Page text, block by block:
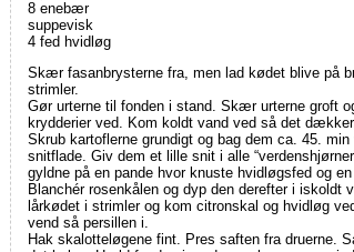
8 enebær
suppevisk
4 fed hvidløg
Skær fasanbrysterne fra, men lad kødet blive på
strimler.
Gør urterne til fonden i stand. Skær urterne groft
krydderier ved. Kom koldt vand ved så det
Skrub kartoflerne grundigt og bag dem ca. 45.
snitflade. Giv dem et lille snit i alle
gyldne på en pande hvor knuste hvidløgsfed og
Blanchér rosenkålen og dyp den derefter i
lårkødet i strimler og kom citronskal og hvidløg
vend så persillen i.
Hak skalotteløgene fint. Pres saften fra druerne.